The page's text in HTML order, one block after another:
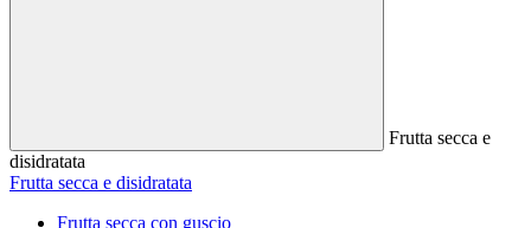
Frutta secca e
disidratata
Frutta secca e disidratata
Frutta secca con guscio